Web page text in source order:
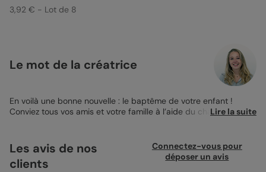
3,92 € - Lot de 8
Le mot de la créatrice
En voilà une bonne nouvelle : le baptême de votre enfant !
Conviez tous vos amis et votre famille à l’aide du charmant
manière artistique la belle photo de votre enfant. Personnalisez
la date et le prénom de la calligraphie que vous voulez ! Ensuite,
à l’intérieur, surprise ! Glissez trois nouvelles photos plus
Lire la suite
Les avis de nos
clients
Connectez-vous pour
déposer un avis